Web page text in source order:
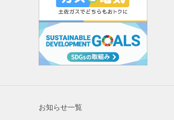
お知らせ一覧